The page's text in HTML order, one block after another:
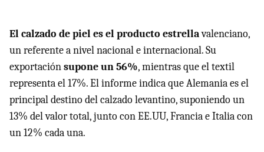
El calzado de piel es el producto estrellavalenciano,
un referente a nivel nacional e internacional. Su
exportaciónsupone un 56%, mientras que el textil
representa el 17%. El informe indica que Alemania es el
principal destino del calzado levantino, suponiendo un
13% del valor total, junto con EE.UU, Francia e Italia con
un 12% cada una.